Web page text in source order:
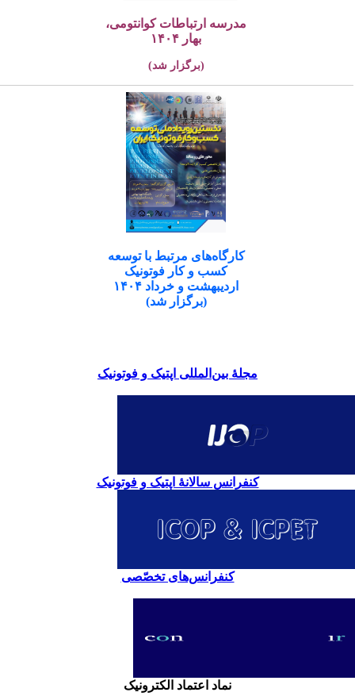
مدرسه ارتباطات کوانتومی،
بهار ۱۴۰۴
(برگزار شد)
کارگاه‌های مرتبط با توسعه
کسب و کار فوتونیک
اردیبهشت و خرداد ۱۴۰۴
(برگزار شد)
مجلۀ بین‌المللی اپتیک و فوتونیک
کنفرانس سالانۀ اپتیک و فوتونیک
کنفرانس‌های تخصّصی
نماد اعتماد الکترونیک